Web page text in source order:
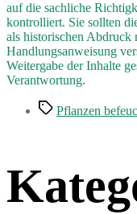
auf die sachliche
kontrolliert. Sie sollten
als historischen Abdruck
Handlungsanweisung
Weitergabe der Inhalte
Verantwortung.
Schlagwörter
Pflanzen